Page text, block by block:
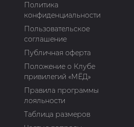
Политика
конфиденциальности
Пользовательское
соглашение
Публичная оферта
Положение о Клубе
привилегий «МЁД»
Правила программы
лояльности
Таблица размеров